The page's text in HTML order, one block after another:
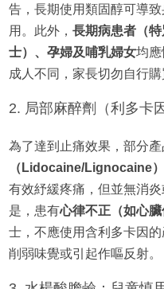
告，長期使用類固醇可導
用。此外， 長期病患者（
士）、孕婦及哺乳婦女均應
成人不同，家長切勿自行購
2. 局部麻醉劑（利多卡
為了達到止痛效果，部分
（Lidocaine/Lignocaine）
有效紓緩疼痛，但並無消
是，患有心律不正（如心臟
士，不應使用含利多卡因
削弱味覺或引起作嘔反射。